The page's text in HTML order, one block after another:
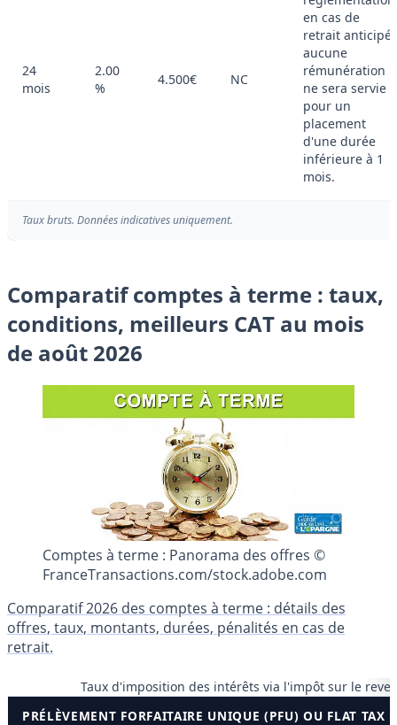
24
mois
2.00
%
4.500€ NC
en cas de
retrait anticipé,
aucune
rémunération
ne sera servie
pour un
placement
d'une durée
inférieure à 1
mois.
Taux bruts. Données indicatives uniquement.
Comparatif comptes à terme : taux,
conditions, meilleurs CAT au mois
de août 2026
Comptes à terme : Panorama des offres ©
FranceTransactions.com/stock.adobe.com
Comparatif 2026 des comptes à terme : détails des
offres, taux, montants, durées, pénalités en cas de
retrait.
Taux d'imposition des intérêts via l'impôt sur le
PRÉLÈVEMENT FORFAITAIRE UNIQUE (PFU) OU FLAT TAX